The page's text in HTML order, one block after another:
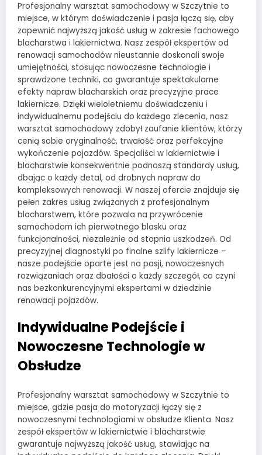
Profesjonalny warsztat samochodowy w Szczytnie to
miejsce, w którym doświadczenie i pasja łączą się, aby
zapewnić najwyższą jakość usług w zakresie fachowego
blacharstwa i lakiernictwa. Nasz zespół ekspertów od
renowacji samochodów nieustannie doskonali swoje
umiejętności, stosując nowoczesne technologie i
sprawdzone techniki, co gwarantuje spektakularne
efekty napraw blacharskich oraz precyzyjne prace
lakiernicze. Dzięki wieloletniemu doświadczeniu i
indywidualnemu podejściu do każdego zlecenia, nasz
warsztat samochodowy zdobył zaufanie klientów, którzy
cenią sobie oryginalność, trwałość oraz perfekcyjne
wykończenie pojazdów. Specjaliści w lakiernictwie i
blacharstwie konsekwentnie podnoszą standardy usług,
dbając o każdy detal, od drobnych napraw do
kompleksowych renowacji. W naszej ofercie znajduje się
pełen zakres usług związanych z profesjonalnym
blacharstwem, które pozwala na przywrócenie
samochodom ich pierwotnego blasku oraz
funkcjonalności, niezależnie od stopnia uszkodzeń. Od
precyzyjnej diagnostyki po finalne szlify lakiernicze –
nasze podejście oparte jest na pasji, nowoczesnych
rozwiązaniach oraz dbałości o każdy szczegół, co czyni
nas bezkonkurencyjnymi ekspertami w dziedzinie
renowacji pojazdów.
Indywidualne Podejście i
Nowoczesne Technologie w
Obsłudze
Profesjonalny warsztat samochodowy w Szczytnie to
miejsce, gdzie pasja do motoryzacji łączy się z
nowoczesnymi technologiami w obsłudze Klienta. Nasz
zespół ekspertów w lakiernictwie i blacharstwie
gwarantuje najwyższą jakość usług, stawiając na